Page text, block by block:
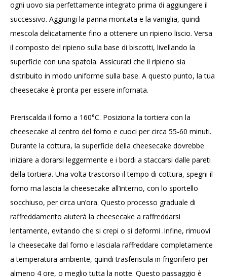
ogni uovo sia perfettamente integrato prima di aggiungere il
successivo. Aggiungi la panna montata e la vaniglia, quindi
mescola delicatamente fino a ottenere un ripieno liscio. Versa
il composto del ripieno sulla base di biscotti, livellando la
superficie con una spatola. Assicurati che il ripieno sia
distribuito in modo uniforme sulla base. A questo punto, la tua
cheesecake è pronta per essere infornata.
Preriscalda il forno a 160°C. Posiziona la tortiera con la
cheesecake al centro del forno e cuoci per circa 55-60 minuti.
Durante la cottura, la superficie della cheesecake dovrebbe
iniziare a dorarsi leggermente e i bordi a staccarsi dalle pareti
della tortiera. Una volta trascorso il tempo di cottura, spegni il
forno ma lascia la cheesecake all’interno, con lo sportello
socchiuso, per circa un’ora. Questo processo graduale di
raffreddamento aiuterà la cheesecake a raffreddarsi
lentamente, evitando che si crepi o si deformi .Infine, rimuovi
la cheesecake dal forno e lasciala raffreddare completamente
a temperatura ambiente, quindi trasferiscila in frigorifero per
almeno 4 ore, o meglio tutta la notte. Questo passaggio è